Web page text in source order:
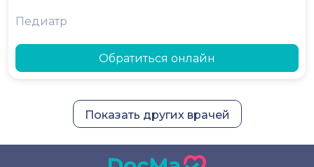
Педиатр
Обратиться онлайн
Показать других врачей